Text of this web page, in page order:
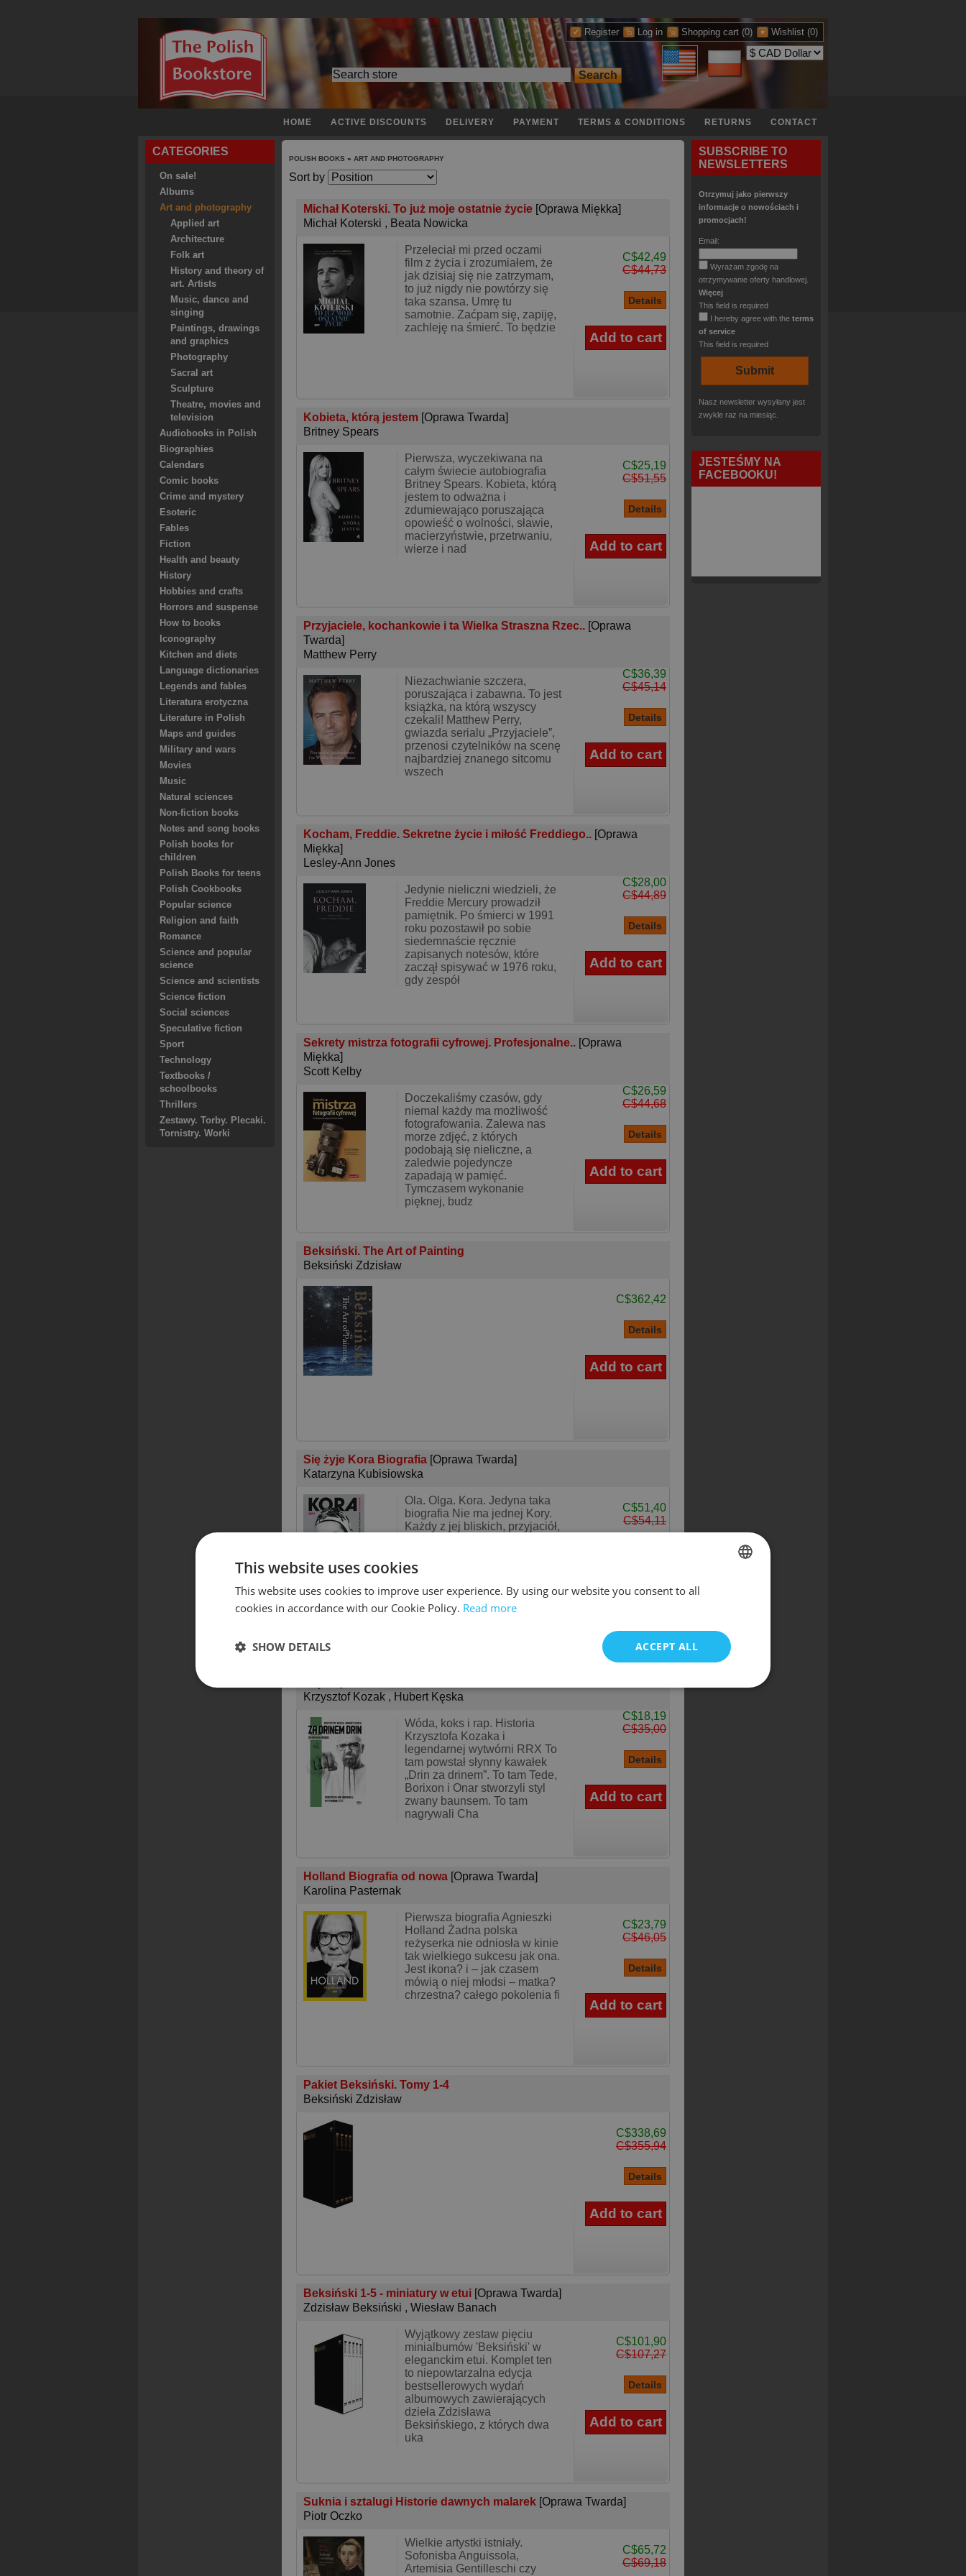
Register Log in Shopping cart (0) Wishlist (0)
HOME ACTIVE DISCOUNTS DELIVERY PAYMENT TERMS & CONDITIONS RETURNS CONTACT
CATEGORIES
On sale!
Albums
Art and photography
Applied art
Architecture
Folk art
History and theory of
art. Artists
Music, dance and
singing
Paintings, drawings
and graphics
Photography
Sacral art
Sculpture
Theatre, movies and
television
Audiobooks in Polish
Biographies
Calendars
Comic books
Crime and mystery
Esoteric
Fables
Fiction
Health and beauty
History
Hobbies and crafts
Horrors and suspense
How to books
Iconography
Kitchen and diets
Language dictionaries
Legends and fables
Literatura erotyczna
Literature in Polish
Maps and guides
Military and wars
Movies
Music
Natural sciences
Non-fiction books
Notes and song books
Polish books for
children
Polish Books for teens
Polish Cookbooks
Popular science
Religion and faith
Romance
Science and popular
science
Science and scientists
Science fiction
Social sciences
Speculative fiction
Sport
Technology
Textbooks /
schoolbooks
Thrillers
Zestawy. Torby. Plecaki.
Tornistry. Worki
POLISH BOOKS » ART AND PHOTOGRAPHY
Sort by
Michał Koterski. To już moje ostatnie życie [Oprawa Miękka]
Michał Koterski , Beata Nowicka
Przeleciał mi przed oczami
film z życia i zrozumiałem, że
jak dzisiaj się nie zatrzymam,
to już nigdy nie powtórzy się
taka szansa. Umrę tu
samotnie. Zaćpam się, zapiję,
zachleję na śmierć. To będzie
C$42,49
C$44,73
Kobieta, którą jestem [Oprawa Twarda]
Britney Spears
Pierwsza, wyczekiwana na
całym świecie autobiografia
Britney Spears. Kobieta, którą
jestem to odważna i
zdumiewająco poruszająca
opowieść o wolności, sławie,
macierzyństwie, przetrwaniu,
wierze i nad
C$25,19
C$51,55
Przyjaciele, kochankowie i ta Wielka Straszna Rzec.. [Oprawa
Twarda]
Matthew Perry
Niezachwianie szczera,
poruszająca i zabawna. To jest
książka, na którą wszyscy
czekali! Matthew Perry,
gwiazda serialu „Przyjaciele”,
przenosi czytelników na scenę
najbardziej znanego sitcomu
wszech
C$36,39
C$45,14
Kocham, Freddie. Sekretne życie i miłość Freddiego.. [Oprawa
Miękka]
Lesley-Ann Jones
Jedynie nieliczni wiedzieli, że
Freddie Mercury prowadził
pamiętnik. Po śmierci w 1991
roku pozostawił po sobie
siedemnaście ręcznie
zapisanych notesów, które
zaczął spisywać w 1976 roku,
gdy zespół
C$28,00
C$44,89
Sekrety mistrza fotografii cyfrowej. Profesjonalne.. [Oprawa
Miękka]
Scott Kelby
Doczekaliśmy czasów, gdy
niemal każdy ma możliwość
fotografowania. Zalewa nas
morze zdjęć, z których
podobają się nieliczne, a
zaledwie pojedyncze
zapadają w pamięć.
Tymczasem wykonanie
pięknej, budz
C$26,59
C$44,68
Beksiński. The Art of Painting
Beksiński Zdzisław
C$362,42
Się żyje Kora Biografia [Oprawa Twarda]
Katarzyna Kubisiowska
Ola. Olga. Kora. Jedyna taka
biografia Nie ma jednej Kory.
Każdy z jej bliskich, przyjaciół,
osobie. Kobieta – żywioł.
C$51,40
C$54,11
Krzysztof Kozak , Hubert Kęska
Wóda, koks i rap. Historia
Krzysztofa Kozaka i
legendarnej wytwórni RRX To
tam powstał słynny kawałek
„Drin za drinem”. To tam Tede,
Borixon i Onar stworzyli styl
zwany baunsem. To tam
nagrywali Cha
C$18,19
C$35,00
Holland Biografia od nowa [Oprawa Twarda]
Karolina Pasternak
Pierwsza biografia Agnieszki
Holland Żadna polska
reżyserka nie odniosła w kinie
tak wielkiego sukcesu jak ona.
Jest ikona? i – jak czasem
mówią o niej młodsi – matka?
chrzestna? całego pokolenia fi
C$23,79
C$46,05
Pakiet Beksiński. Tomy 1-4
Beksiński Zdzisław
C$338,69
C$355,94
Beksiński 1-5 - miniatury w etui [Oprawa Twarda]
Zdzisław Beksiński , Wiesław Banach
Wyjątkowy zestaw pięciu
minialbumów 'Beksiński' w
eleganckim etui. Komplet ten
to niepowtarzalna edycja
bestsellerowych wydań
albumowych zawierających
dzieła Zdzisława
Beksińskiego, z których dwa
uka
C$101,90
C$107,27
Suknia i sztalugi Historie dawnych malarek [Oprawa Twarda]
Piotr Oczko
Wielkie artystki istniały.
Sofonisba Anguissola,
Artemisia Gentilleschi czy
C$65,72
C$69,18
SUBSCRIBE TO
NEWSLETTERS
Otrzymuj jako pierwszy
informacje o nowościach i
promocjach!
Email:
Wyrażam zgodę na
otrzymywanie oferty handlowej.
Więcej
This field is required
I hereby agree with the terms
of service
This field is required
Nasz newsletter wysyłany jest
zwykle raz na miesiąc.
JESTEŚMY NA
FACEBOOKU!
This website uses cookies
This website uses cookies to improve user experience. By using our website you consent to all
cookies in accordance with our Cookie Policy. Read more
ACCEPT ALL
SHOW DETAILS